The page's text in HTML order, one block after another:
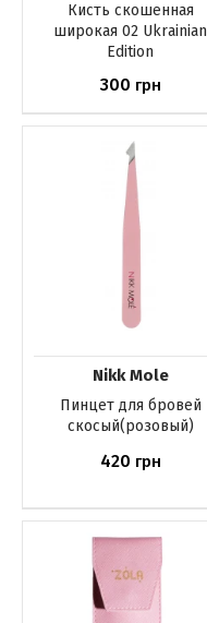
Кисть скошенная
широкая 02 Ukrainian
Edition
300 грн
Купить
Nikk Mole
Пинцет для бровей
скосый(розовый)
420 грн
Купить